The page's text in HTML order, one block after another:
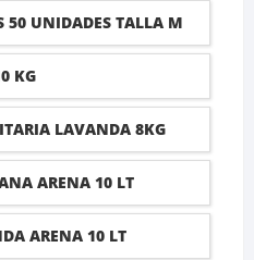
50 UNIDADES TALLA M
KG
LAVANDA 8KG
ARENA 10 LT
ARENA 10 LT